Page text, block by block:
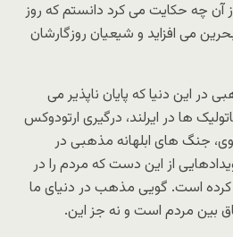
چه حکایت می کرد دانستم که روز
می افزاید و شیعیان روزگارشان
در این دنیا که پایان ناپذیر می
ها در ایرلند، درگیری ارتودوکس
جنگ های ابلهانه مذهبی در
از این دست که مردم را در
کرده است. گویی مذهب در دنیای ما
بین مردم است و نه جز این.